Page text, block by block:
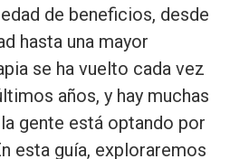
de beneficios, desde
hasta una mayor
se ha vuelto cada vez
años, y hay muchas
gente está optando por
esta guía, exploraremos